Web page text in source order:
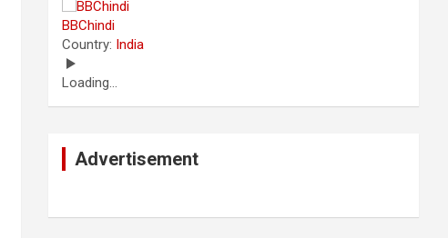
BBChindi
Country: India
Loading...
Advertisement